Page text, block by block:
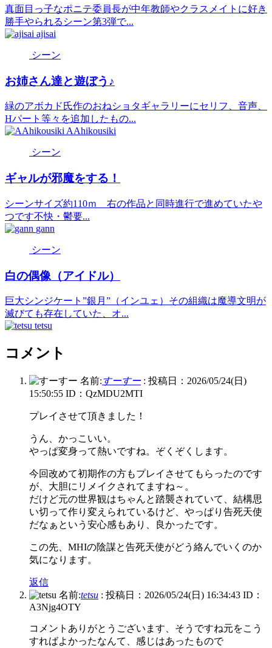
真面目っ子なポニテ委員長が中年教師やクラスメイトに好き
勝手やられるシーン第3弾で...
ajisai
シーン
お姉さん達と遊ぼう♪
緑のアボカド氏作のおねショタギャラリーにセリフ、音声、
Hパート等々を追加したもの...
AAhikousiki
シーン
ギャルが邪魔をする！
シーンサイズ約110ｍ 右の作品と同時進行で進めていたや
つです不快・鬱要...
gann
シーン
白の偶像（アイドル）
巨大シンジケート”銀月”（インユェ）その組織は魔導文明が
滅びても存在していた、オ...
tetsu
コメント
名前:すーすー: 投稿日：2026/05/24(日)
15:50:55 ID：QzMDU2MTI
プレイさせて頂きました！
うん、かっこいい。
やっぱ変身って熱いですね。ぞくぞくします。
今回改めて初期作の方もプレイさせてもらったのです
が、大胆にリメイクされてますね～。
だけど元の世界観はちゃんと踏襲されていて、結構思
い切って作り変えられているけど、やっぱり告死天使
だなぁという安心感もあり、良かったです。
この先、MHIの陰謀と告死天使がどう絡んでいくのか
気になります。
返信
名前:tetsu : 投稿日：2026/05/24(日) 16:34:43 ID：
A3Njg4OTY
コメントありがとうございます、そうですね元をこう
すればよかったなんて、感じはあったもので